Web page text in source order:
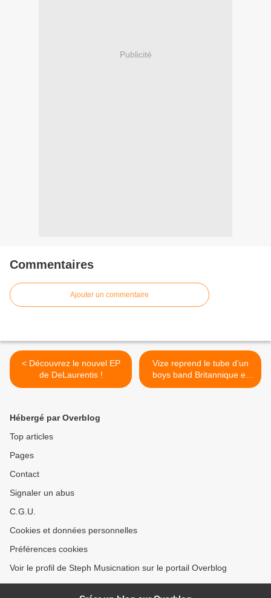
Publicité
Commentaires
Ajouter un commentaire
< Découvrez le nouvel EP
de DeLaurentis !
Vize reprend le tube d’un
boys band Britannique et
c’est extra ! >
Hébergé par Overblog
Top articles
Pages
Contact
Signaler un abus
C.G.U.
Cookies et données personnelles
Préférences cookies
Voir le profil de Steph Musicnation sur le portail Overblog